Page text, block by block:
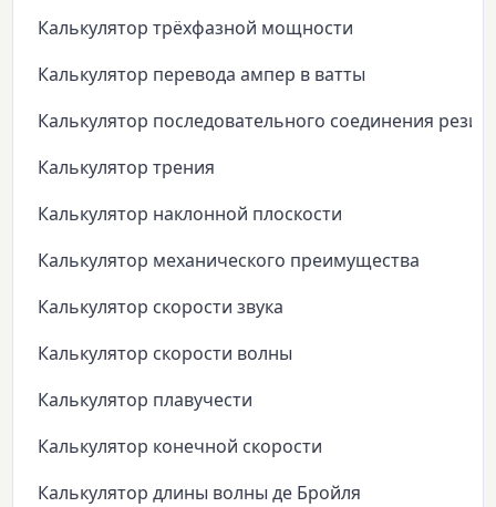
Калькулятор трёхфазной мощности
Калькулятор перевода ампер в ватты
Калькулятор последовательного соединения
Калькулятор трения
Калькулятор наклонной плоскости
Калькулятор механического преимущества
Калькулятор скорости звука
Калькулятор скорости волны
Калькулятор плавучести
Калькулятор конечной скорости
Калькулятор длины волны де Бройля